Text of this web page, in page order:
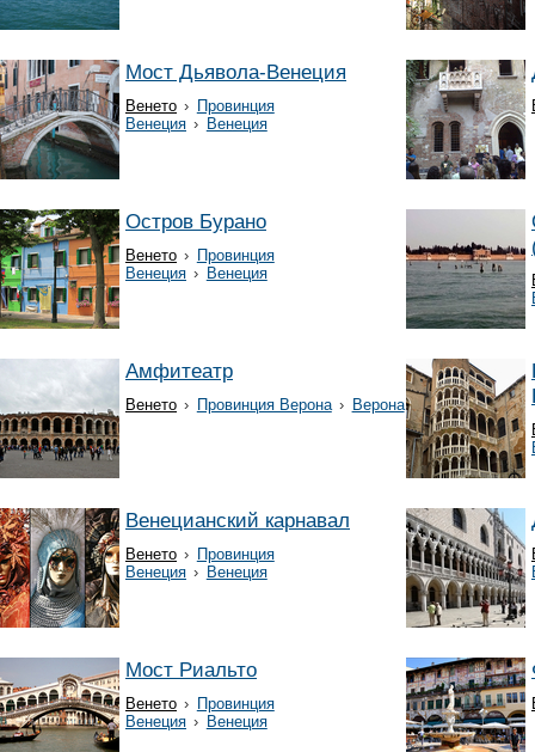
Мост Дьявола-Венеция
Венето › Провинция
Венеция › Венеция
Остров Бурано
Венето › Провинция
Венеция › Венеция
Амфитеатр
Венето › Провинция Верона › Верона
Венецианский карнавал
Венето › Провинция
Венеция › Венеция
Мост Риальто
Венето › Провинция
Венеция › Венеция